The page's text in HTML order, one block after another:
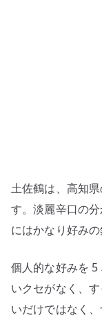
む
へ
の
土佐鶴は、高知
す。淡麗辛口の
にはかなり好みの
個人的な好みを
いクセがなく、
いだけではなく